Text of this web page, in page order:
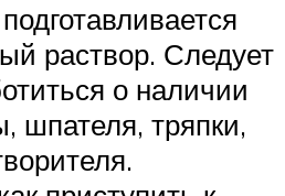
раствор. Следует
о наличии
шпателя, тряпки,